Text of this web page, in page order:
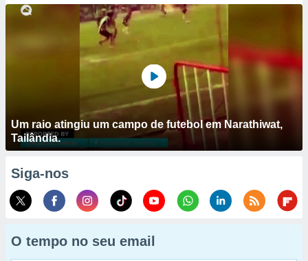
Um raio atingiu um campo de futebol em Narathiwat,
Tailândia.
Siga-nos
O tempo no seu email